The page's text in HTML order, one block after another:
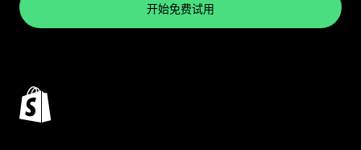
开始免费试用